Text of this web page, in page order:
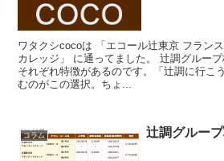
ワタクシcocoは 「エコール辻東京 フラン
カレッジ」 に通ってました。 辻調グループ
それぞれ特徴があるのです。「辻調に行こ
むのがこの選択。ちょ...
コラム 辻調グルー